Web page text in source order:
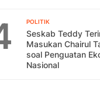
POLITIK
Seskab Teddy
Masukan Chairul
soal Penguatan
Nasional